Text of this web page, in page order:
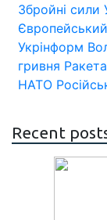
Збройні сили
Укрінформ
гривня
НАТО
Recent